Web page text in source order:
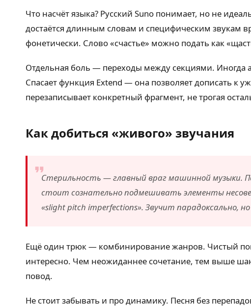
Что насчёт языка? Русский Suno понимает, но не
достаётся длинным словам и специфическим звукам
фонетически. Слово «счастье» можно подать как
Отдельная боль — переходы между секциями. Иногда
Спасает функция Extend — она позволяет дописать к
перезаписывает конкретный фрагмент, не трогая
Как добиться «живого» звучания
Стерильность — главный враг машинной музыки.
стоит сознательно подмешивать элементы
«slight pitch imperfections». Звучит парадоксально,
Ещё один трюк — комбинирование жанров. Чистый
интересно. Чем неожиданнее сочетание, тем выше
повод.
Не стоит забывать и про динамику. Песня без